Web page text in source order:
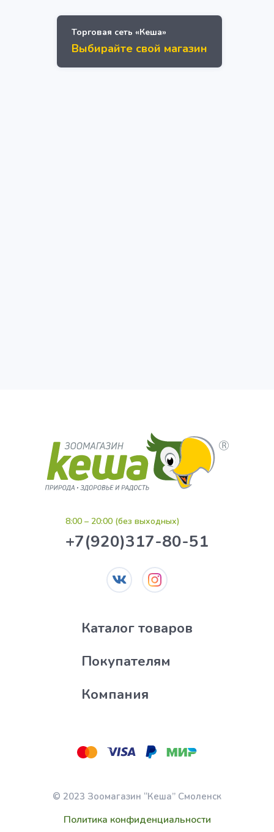
Торговая сеть «Кеша»
Выбирайте свой магазин
8:00 – 20:00 (без выходных)
+7(920)317-80-51
Каталог товаров
Покупателям
Компания
© 2023 Зоомагазин “Кеша” Смоленск
Политика конфиденциальности